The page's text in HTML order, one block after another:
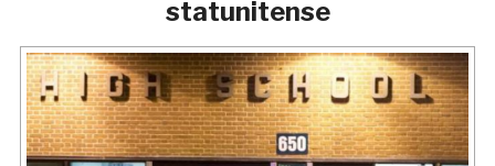
statunitense